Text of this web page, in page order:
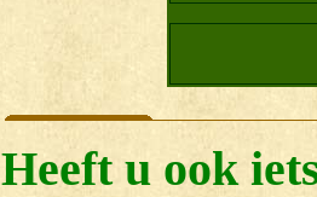
Heeft u ook